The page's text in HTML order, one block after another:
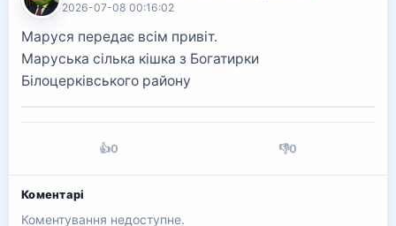
2026-07-08 00:16:02
Маруся передає всім привіт.
Маруська сілька кішка з Богатирки
Білоцерківського району
👍0 👎0
Коментарі
Коментування недоступне.